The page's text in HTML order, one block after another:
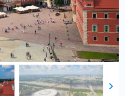
Next